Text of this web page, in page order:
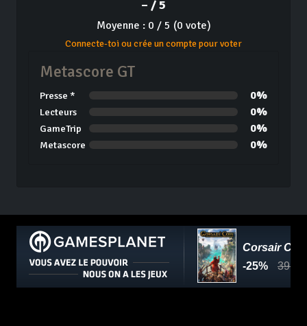
– / 5
Moyenne : 0 / 5 (0 vote)
Connecte-toi ou crée un compte pour voter
Metascore GT
Presse * 0%
Lecteurs 0%
GameTrip 0%
Metascore 0%